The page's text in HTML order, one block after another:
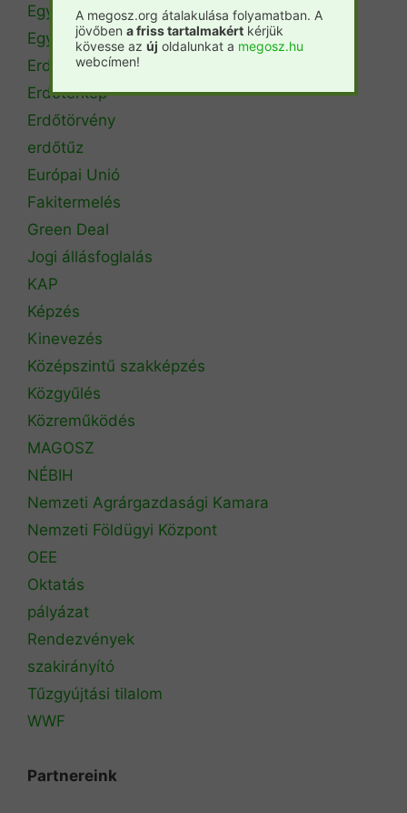
Egyetemi hírek
Egyetemi szintű oktatás
Erdészeti szakszemélyzet
Erdőtérkép
Erdőtörvény
erdőtűz
Európai Unió
Fakitermelés
Green Deal
Jogi állásfoglalás
KAP
Képzés
Kinevezés
Középszintű szakképzés
Közgyűlés
Közreműködés
MAGOSZ
NÉBIH
Nemzeti Agrárgazdasági Kamara
Nemzeti Földügyi Központ
OEE
Oktatás
pályázat
Rendezvények
szakirányító
Tűzgyújtási tilalom
WWF
Partnereink
A megosz.org átalakulása folyamatban. A
jövőben a friss tartalmakért kérjük
kövesse az új oldalunkat a megosz.hu
webcímen!